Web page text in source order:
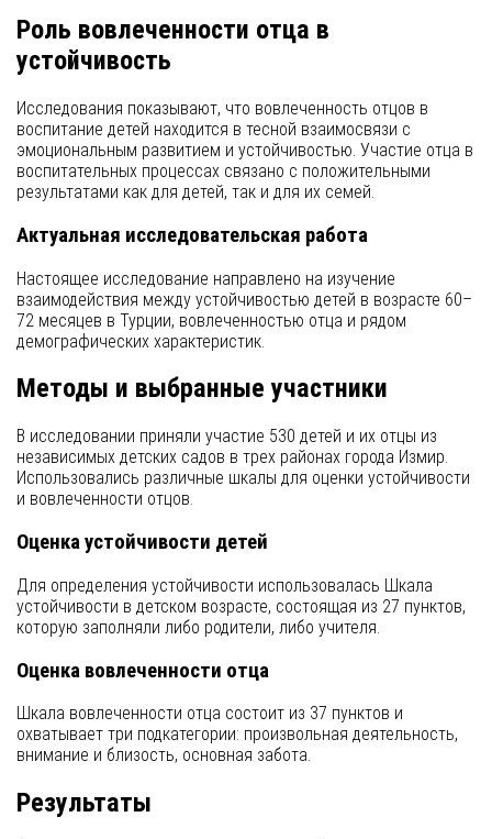
Роль вовлеченности отца в
устойчивость
Исследования показывают, что вовлеченность отцов в
воспитание детей находится в тесной взаимосвязи с
эмоциональным развитием и устойчивостью. Участие отца в
воспитательных процессах связано с положительными
результатами как для детей, так и для их семей.
Актуальная исследовательская работа
Настоящее исследование направлено на изучение
взаимодействия между устойчивостью детей в возрасте 60–
72 месяцев в Турции, вовлеченностью отца и рядом
демографических характеристик.
Методы и выбранные участники
В исследовании приняли участие 530 детей и их отцы из
независимых детских садов в трех районах города Измир.
Использовались различные шкалы для оценки устойчивости
и вовлеченности отцов.
Оценка устойчивости детей
Для определения устойчивости использовалась Шкала
устойчивости в детском возрасте, состоящая из 27 пунктов,
которую заполняли либо родители, либо учителя.
Оценка вовлеченности отца
Шкала вовлеченности отца состоит из 37 пунктов и
охватывает три подкатегории: произвольная деятельность,
внимание и близость, основная забота.
Результаты